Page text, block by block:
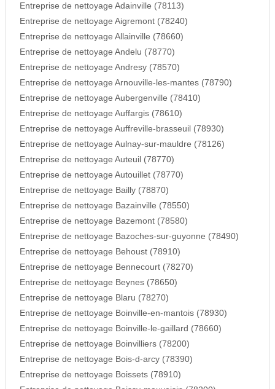
Entreprise de nettoyage Adainville (78113)
Entreprise de nettoyage Aigremont (78240)
Entreprise de nettoyage Allainville (78660)
Entreprise de nettoyage Andelu (78770)
Entreprise de nettoyage Andresy (78570)
Entreprise de nettoyage Arnouville-les-mantes (78790)
Entreprise de nettoyage Aubergenville (78410)
Entreprise de nettoyage Auffargis (78610)
Entreprise de nettoyage Auffreville-brasseuil (78930)
Entreprise de nettoyage Aulnay-sur-mauldre (78126)
Entreprise de nettoyage Auteuil (78770)
Entreprise de nettoyage Autouillet (78770)
Entreprise de nettoyage Bailly (78870)
Entreprise de nettoyage Bazainville (78550)
Entreprise de nettoyage Bazemont (78580)
Entreprise de nettoyage Bazoches-sur-guyonne (78490)
Entreprise de nettoyage Behoust (78910)
Entreprise de nettoyage Bennecourt (78270)
Entreprise de nettoyage Beynes (78650)
Entreprise de nettoyage Blaru (78270)
Entreprise de nettoyage Boinville-en-mantois (78930)
Entreprise de nettoyage Boinville-le-gaillard (78660)
Entreprise de nettoyage Boinvilliers (78200)
Entreprise de nettoyage Bois-d-arcy (78390)
Entreprise de nettoyage Boissets (78910)